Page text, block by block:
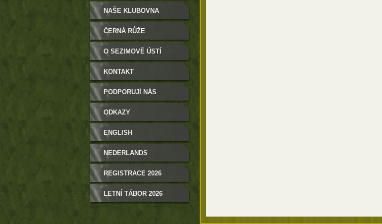
NAŠE KLUBOVNA
ČERNÁ RŮŽE
O SEZIMOVĚ ÚSTÍ
KONTAKT
PODPORUJÍ NÁS
ODKAZY
ENGLISH
NEDERLANDS
REGISTRACE 2026
LETNÍ TÁBOR 2026